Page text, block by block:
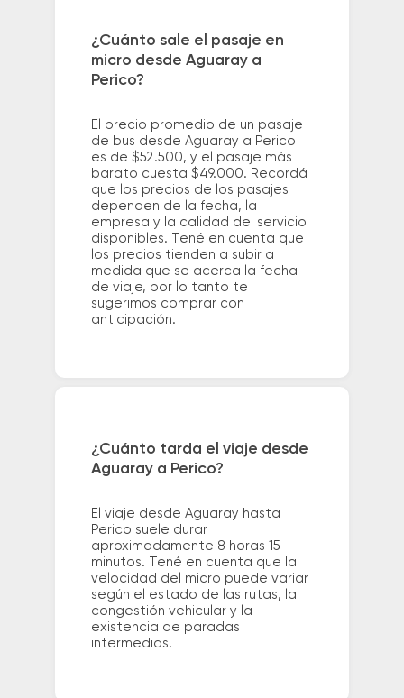
¿Cuánto sale el pasaje en
micro desde Aguaray a
Perico?
El precio promedio de un pasaje
de bus desde Aguaray a Perico
es de $52.500, y el pasaje más
barato cuesta $49.000. Recordá
que los precios de los pasajes
dependen de la fecha, la
empresa y la calidad del servicio
disponibles. Tené en cuenta que
los precios tienden a subir a
medida que se acerca la fecha
de viaje, por lo tanto te
sugerimos comprar con
anticipación.
¿Cuánto tarda el viaje desde
Aguaray a Perico?
El viaje desde Aguaray hasta
Perico suele durar
aproximadamente 8 horas 15
minutos. Tené en cuenta que la
velocidad del micro puede variar
según el estado de las rutas, la
congestión vehicular y la
existencia de paradas
intermedias.